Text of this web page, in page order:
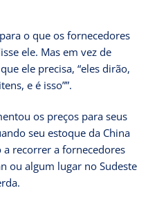
o que os fornecedores
ele. Mas em vez de
ele precisa, “eles dirão,
e é isso””.
os preços para seus
seu estoque da China
a recorrer a fornecedores
ou algum lugar no Sudeste